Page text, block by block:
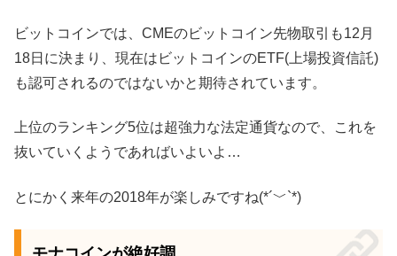
ビットコインでは、CMEのビットコイン先物取引も12月
18日に決まり、現在はビットコインのETF(上場投資信託)
も認可されるのではないかと期待されています。
上位のランキング5位は超強力な法定通貨なので、これを
抜いていくようであればいよいよ…
とにかく来年の2018年が楽しみですね(*´﹀`*)